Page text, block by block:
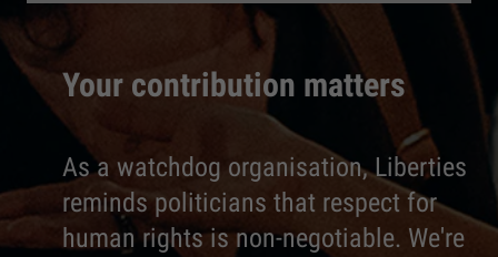
Your contribution matters
As a watchdog organisation, Liberties
reminds politicians that respect for
human rights is non-negotiable. We're